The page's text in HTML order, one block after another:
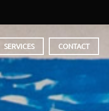
SERVICES CONTACT